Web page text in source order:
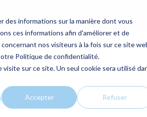
informations sur la manière dont vous
ces informations afin d'améliorer et de
nos visiteurs à la fois sur ce site
Politique de confidentialité.
sur ce site. Un seul cookie sera utilisé
Accepter Refuser
questions ou un devis ?
Contactez-nous !
DESTOCKAGE